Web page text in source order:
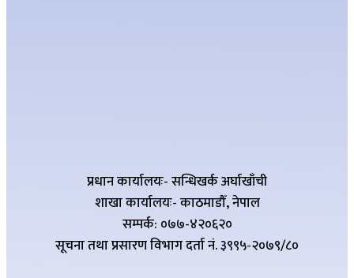
प्रधान कार्यालयः- सन्धिखर्क अर्घाखाँची
शाखा कार्यालयः- काठमाडौँ, नेपाल
सम्पर्क: ०७७-४२०६२०
सूचना तथा प्रसारण विभाग दर्ता नं. ३९९५-२०७९/८०